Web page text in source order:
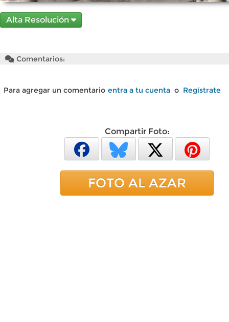
Alta Resolución
Comentarios:
Para agregar un comentario entra a tu cuenta o Regístrate
Compartir Foto:
FOTO AL AZAR